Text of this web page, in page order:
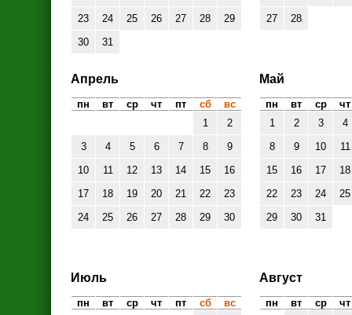
23
24 25 26 27 28
29
30
31
27
28
Апрель
пн вт ср чт пт сб
вс
1
2
3
4 5 6 7 8
9
10
11 12 13 14 15
16
17
18 19 20 21 22
23
24
25 26 27 28 29 30
Май
пн вт ср
чт
1
2 3
4
8
9 10
11
15
16 17
18
22
23 24
25
29
30 31
Июль
пн вт ср чт пт сб
вс
Август
пн вт ср
чт